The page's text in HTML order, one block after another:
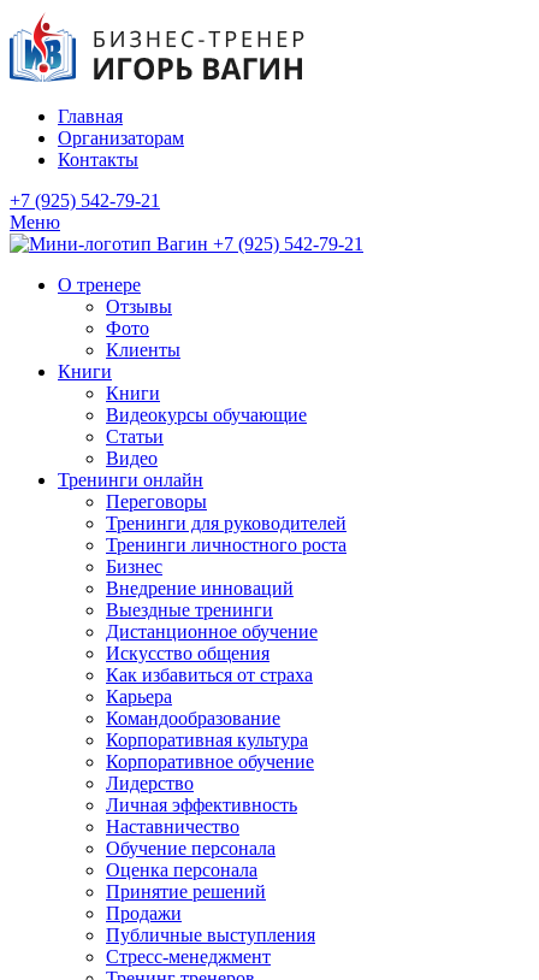
Главная
Организаторам
Контакты
+7 (925) 542-79-21
Меню
+7 (925) 542-79-21
О тренере
Отзывы
Фото
Клиенты
Книги
Книги
Видеокурсы обучающие
Статьи
Видео
Тренинги онлайн
Переговоры
Тренинги для руководителей
Тренинги личностного роста
Бизнес
Внедрение инноваций
Выездные тренинги
Дистанционное обучение
Искусство общения
Как избавиться от страха
Карьера
Командообразование
Корпоративная культура
Корпоративное обучение
Лидерство
Личная эффективность
Наставничество
Обучение персонала
Оценка персонала
Принятие решений
Продажи
Публичные выступления
Стресс-менеджмент